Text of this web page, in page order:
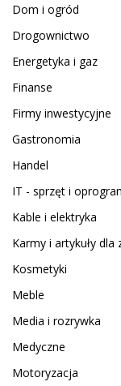
Dom i ogród
Drogownictwo
Energetyka i gaz
Finanse
Firmy inwestycyjne
Gastronomia
Handel
IT - sprzęt i
Kable i elektryka
Karmy i artykuły dla
Kosmetyki
Meble
Media i rozrywka
Medyczne
Motoryzacja